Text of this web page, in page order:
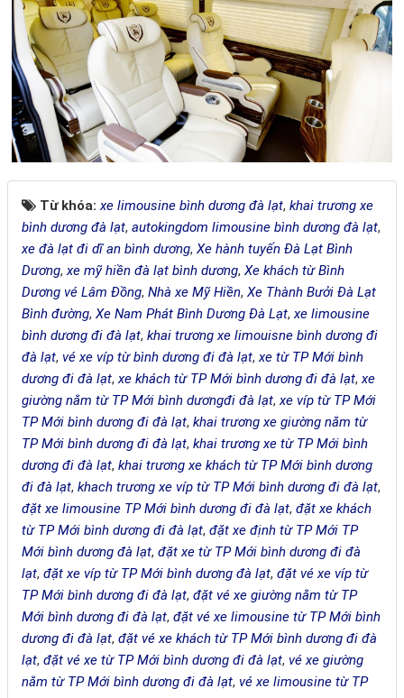
Từ khóa:xe limousine bình dương đà lạt,khai trương xe
bình dương đà lạt,autokingdom limousine bình dương đà lạt,
xe đà lạt đi dĩ an bình dương,Xe hành tuyến Đà Lạt Bình
Dương,xe mỹ hiền đà lạt bình dương,Xe khách từ Bình
Dương vé Lâm Đồng,Nhà xe Mỹ Hiền,Xe Thành Bưởi Đà Lạt
Bình đường,Xe Nam Phát Bình Dương Đà Lạt,xe limousine
bình dương đi đà lạt,khai trương xe limouisne bình dương đi
đà lạt, vé xe víp từ bình dương đi đà lạt,xe từ TP Mới bình
dương đi đà lạt,xe khách từ TP Mới bình dương đi đà lạt,xe
giường nằm từ TP Mới bình dươngđi đà lạt,xe víp từ TP Mới
TP Mới bình dương đi đà lạt,khai trương xe giường nằm từ
TP Mới bình dương đi đà lạt,khai trương xe từ TP Mới bình
dương đi đà lạt,khai trương xe khách từ TP Mới bình dương
đi đà lạt,khach trương xe víp từ TP Mới bình dương đi đà lạt,
đặt xe limousine TP Mới bình dương đi đà lạt,đặt xe khách
từ TP Mới bình dương đi đà lạt,đặt xe định từ TP Mới TP
Mới bình dương đà lạt,đặt xe từ TP Mới bình dương đi đà
lạt,đặt xe víp từ TP Mới bình dương đà lạt,đặt vé xe víp từ
TP Mới bình dương đi đà lạt,đặt vé xe giường nằm từ TP
Mới bình dương đi đà lạt,đặt vé xe limousine từ TP Mới bình
dương đi đà lạt,đặt vé xe khách từ TP Mới bình dương đi đà
lạt,đặt vé xe từ TP Mới bình dương đi đà lạt, vé xe giường
nằm từ TP Mới bình dương đi đà lạt, vé xe limousine từ TP